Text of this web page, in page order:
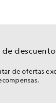
de
de ofertas